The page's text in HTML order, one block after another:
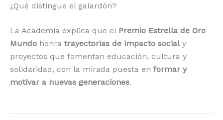
¿Qué distingue el galardón?
La Academia explica que el Premio Estrella de Oro
Mundo honra trayectorias de impacto socialy
proyectos que fomentan educación, cultura y
solidaridad, con la mirada puesta en formar y
motivar a nuevas generaciones.